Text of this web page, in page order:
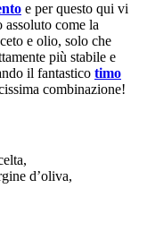
e per questo qui vi
assoluto come la
e olio, solo che
più stabile e
il fantastico timo
combinazione!
d’oliva,